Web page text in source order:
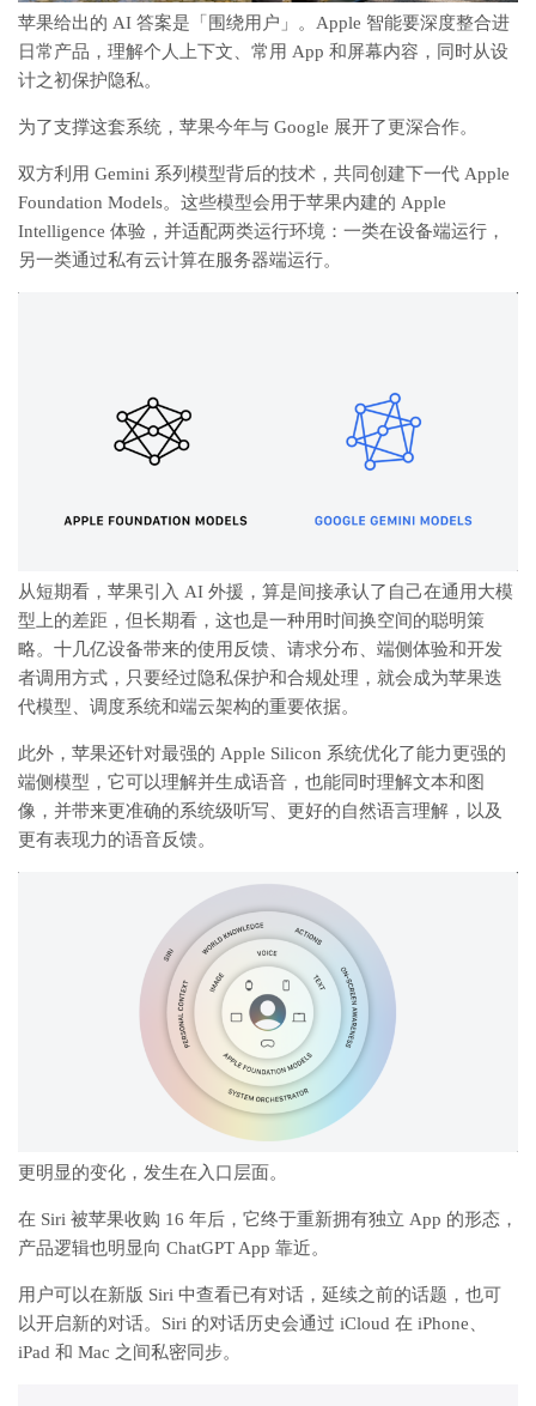
苹果给出的 AI 答案是「围绕用户」。Apple 智能要深度整合进
日常产品，理解个人上下文、常用 App 和屏幕内容，同时从设
计之初保护隐私。
为了支撑这套系统，苹果今年与 Google 展开了更深合作。
双方利用 Gemini 系列模型背后的技术，共同创建下一代 Apple
Foundation Models。这些模型会用于苹果内建的 Apple
Intelligence 体验，并适配两类运行环境：一类在设备端运行，
另一类通过私有云计算在服务器端运行。
从短期看，苹果引入 AI 外援，算是间接承认了自己在通用大模
型上的差距，但长期看，这也是一种用时间换空间的聪明策
略。十几亿设备带来的使用反馈、请求分布、端侧体验和开发
者调用方式，只要经过隐私保护和合规处理，就会成为苹果迭
代模型、调度系统和端云架构的重要依据。
此外，苹果还针对最强的 Apple Silicon 系统优化了能力更强的
端侧模型，它可以理解并生成语音，也能同时理解文本和图
像，并带来更准确的系统级听写、更好的自然语言理解，以及
更有表现力的语音反馈。
更明显的变化，发生在入口层面。
在 Siri 被苹果收购 16 年后，它终于重新拥有独立 App 的形态，
产品逻辑也明显向 ChatGPT App 靠近。
用户可以在新版 Siri 中查看已有对话，延续之前的话题，也可
以开启新的对话。Siri 的对话历史会通过 iCloud 在 iPhone、
iPad 和 Mac 之间私密同步。